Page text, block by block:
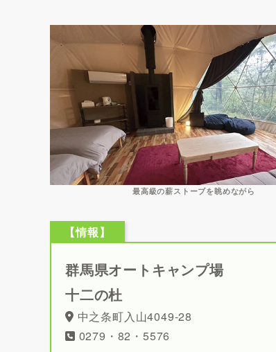
最高級の薪ストーブを眺めながら
【情報】
群馬県オートキャンプ場
十二の杜
中之条町入山4049-28
0279・82・5576